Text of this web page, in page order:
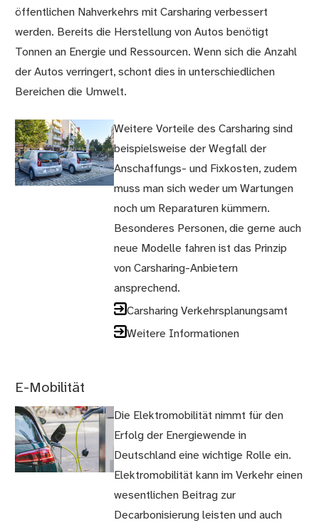
öffentlichen Nahverkehrs mit Carsharing verbessert
werden. Bereits die Herstellung von Autos benötigt
Tonnen an Energie und Ressourcen. Wenn sich die Anzahl
der Autos verringert, schont dies in unterschiedlichen
Bereichen die Umwelt.
Weitere Vorteile des Carsharing sind
beispielsweise der Wegfall der
Anschaffungs- und Fixkosten, zudem
muss man sich weder um Wartungen
noch um Reparaturen kümmern.
Besonderes Personen, die gerne auch
neue Modelle fahren ist das Prinzip
von Carsharing-Anbietern
ansprechend.
Carsharing Verkehrsplanungsamt
Weitere Informationen
E-Mobilität
Die Elektromobilität nimmt für den
Erfolg der Energiewende in
Deutschland eine wichtige Rolle ein.
Elektromobilität kann im Verkehr einen
wesentlichen Beitrag zur
Decarbonisierung leisten und auch